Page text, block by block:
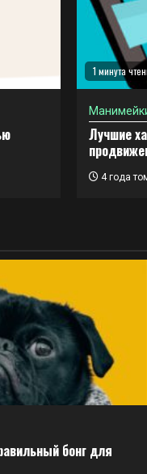
1 минута
Лучшие
4 года
бонг для